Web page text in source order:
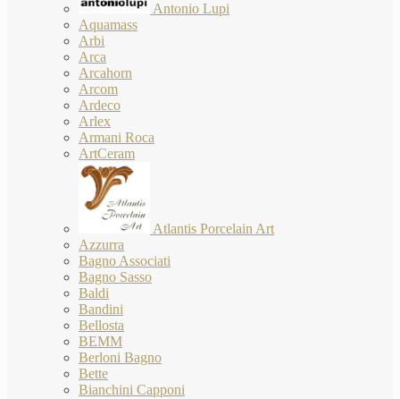
Antonio Lupi
Aquamass
Arbi
Arca
Arcahorn
Arcom
Ardeco
Arlex
Armani Roca
ArtCeram
Atlantis Porcelain Art
Azzurra
Bagno Associati
Bagno Sasso
Baldi
Bandini
Bellosta
BEMM
Berloni Bagno
Bette
Bianchini Capponi